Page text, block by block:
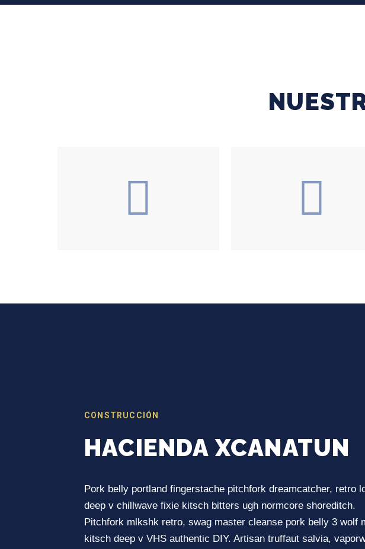
CONSTRUCCIÓN
HACIENDA XCANATUN
Pork belly portland fingerstache pitchfork dreamcatcher, retro
deep v chillwave fixie kitsch bitters ugh normcore shoreditch.
Pitchfork mlkshk retro, swag master cleanse pork belly 3 wolf
kitsch deep v VHS authentic DIY. Artisan truffaut salvia,